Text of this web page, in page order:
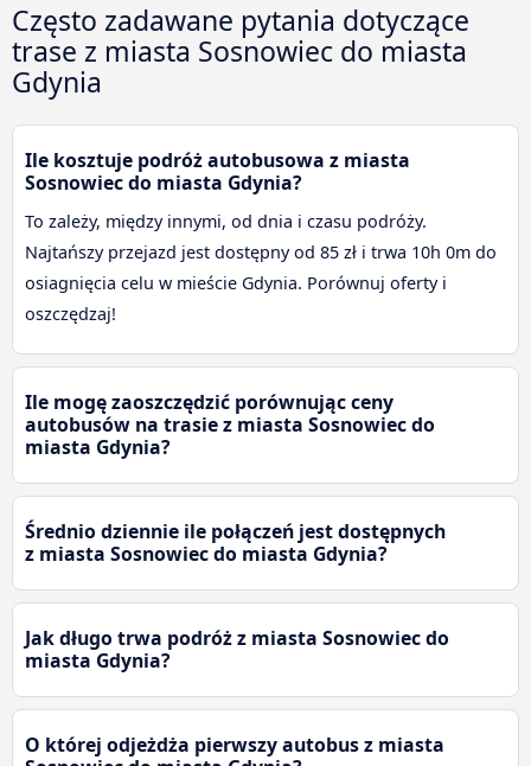
Często zadawane pytania dotyczące
trase z miasta Sosnowiec do miasta
Gdynia
Ile kosztuje podróż autobusowa z miasta
Sosnowiec do miasta Gdynia?
To zależy, między innymi, od dnia i czasu podróży.
Najtańszy przejazd jest dostępny od 85 zł i trwa 10h 0m do
osiagnięcia celu w mieście Gdynia. Porównuj oferty i
oszczędzaj!
Ile mogę zaoszczędzić porównując ceny
autobusów na trasie z miasta Sosnowiec do
miasta Gdynia?
Średnio dziennie ile połączeń jest dostępnych
z miasta Sosnowiec do miasta Gdynia?
Jak długo trwa podróż z miasta Sosnowiec do
miasta Gdynia?
O której odjeżdża pierwszy autobus z miasta